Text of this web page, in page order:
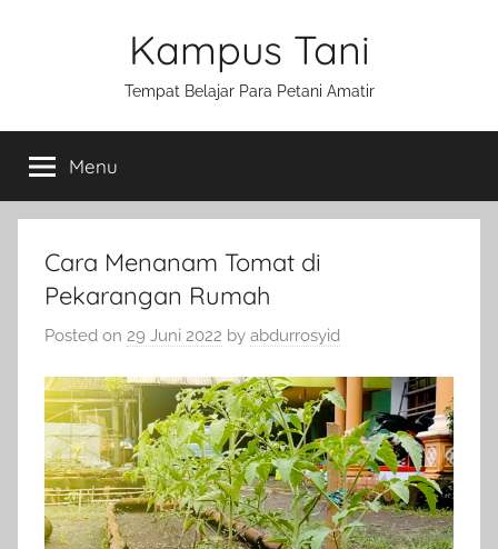
Kampus Tani
Tempat Belajar Para Petani Amatir
Menu
Cara Menanam Tomat di
Pekarangan Rumah
Posted on 29 Juni 2022 by abdurrosyid